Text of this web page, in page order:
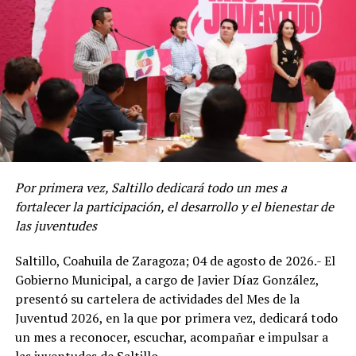
“Trabajamos todos los días para ofrecer a nuestra gente
mejores espacios para la convivencia, ya que esto
fortalece el tejido social y se genera una mejor
comunidad para todos”, afirmó el Edil.
El director de Servicios Públicos, Aníbal Soberón
Rodríguez, explicó a quienes habitan en la colonia
Magisterio las labores de limpieza y mantenimiento que
Detalló que se deshierbó y limpió el camellón del bulevar
Sección 38 del SNTE, el cual forma un circuito de dos
se eliminaron los grafitis.
Soberón Rodríguez agregó que en este sector se
ubicaron 41 lotes baldíos y se procedió a localizar a los
propietarios para solicitarles las labores de limpieza en
Por primera vez, Saltillo dedicará todo un mes a
fortalecer la participación, el desarrollo y el bienestar de
las juventudes
Saltillo, Coahuila de Zaragoza; 04 de agosto de 2026.- El
Gobierno Municipal, a cargo de Javier Díaz González,
presentó su cartelera de actividades del Mes de la
Juventud 2026, en la que por primera vez, dedicará todo
un mes a reconocer, escuchar, acompañar e impulsar a